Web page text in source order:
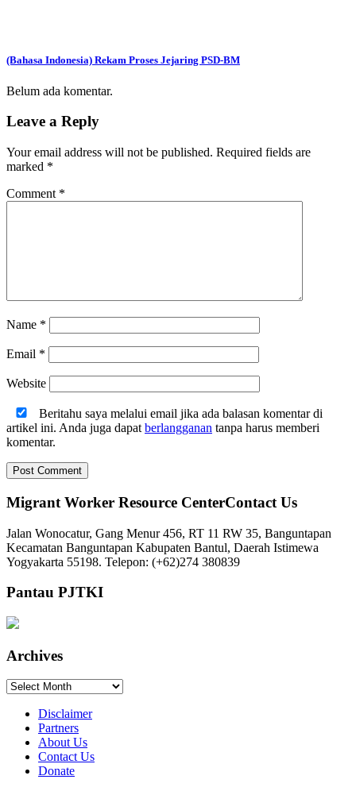
(Bahasa Indonesia) Rekam Proses Jejaring PSD-BM
Belum ada komentar.
Leave a Reply
Your email address will not be published. Required fields are
marked *
Comment *
Name *
Email *
Website
Beritahu saya melalui email jika ada balasan komentar di
artikel ini. Anda juga dapat berlangganan tanpa harus memberi
komentar.
Migrant Worker Resource CenterContact Us
Jalan Wonocatur, Gang Menur 456, RT 11 RW 35, Banguntapan
Kecamatan Banguntapan Kabupaten Bantul, Daerah Istimewa
Yogyakarta 55198. Telepon: (+62)274 380839
Pantau PJTKI
Archives
Archives
Disclaimer
Partners
About Us
Contact Us
Donate